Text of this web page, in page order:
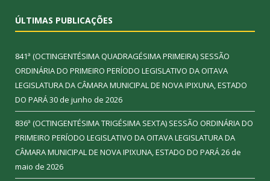
ÚLTIMAS PUBLICAÇÕES
841ª (OCTINGENTÉSIMA QUADRAGÉSIMA PRIMEIRA) SESSÃO
ORDINÁRIA DO PRIMEIRO PERÍODO LEGISLATIVO DA OITAVA
LEGISLATURA DA CÂMARA MUNICIPAL DE NOVA IPIXUNA, ESTADO
DO PARÁ30 de junho de 2026
836ª (OCTINGENTÉSIMA TRIGÉSIMA SEXTA) SESSÃO ORDINÁRIA DO
PRIMEIRO PERÍODO LEGISLATIVO DA OITAVA LEGISLATURA DA
CÂMARA MUNICIPAL DE NOVA IPIXUNA, ESTADO DO PARÁ26 de
maio de 2026